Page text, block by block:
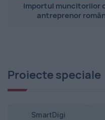
Importul muncitorilor
antreprenor
Proiecte speciale
SmartDigi